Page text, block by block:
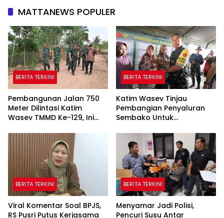
MATTANEWS POPULER
BERITA TERKINI
Pembangunan Jalan 750
Meter Dilintasi Katim
Wasev TMMD Ke-129, Ini
BERITA TERKINI
Katim Wasev Tinjau
Pembangian Penyaluran
Sembako Untuk
BERITA TERKINI
Viral Komentar Soal BPJS,
RS Pusri Putus Kerjasama
BERITA TERKINI
Menyamar Jadi Polisi,
Pencuri Susu Antar